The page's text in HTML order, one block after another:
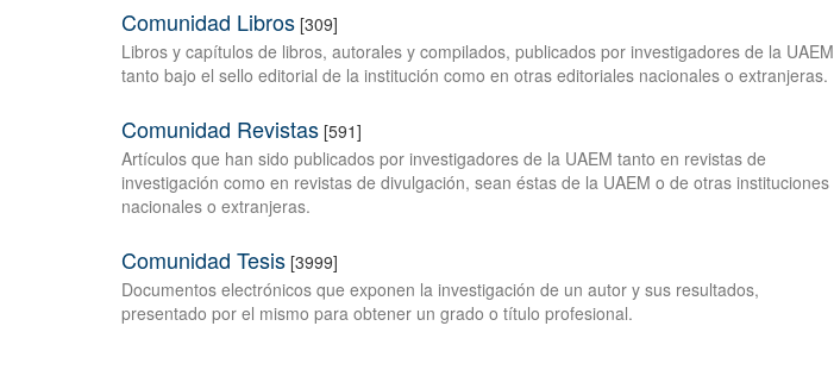
Comunidad Libros [309]
Libros y capítulos de libros, autorales y compilados, publicados por investigadores de la UAEM
tanto bajo el sello editorial de la institución como en otras editoriales nacionales o extranjeras.
Comunidad Revistas [591]
Artículos que han sido publicados por investigadores de la UAEM tanto en revistas de
investigación como en revistas de divulgación, sean éstas de la UAEM o de otras instituciones
nacionales o extranjeras.
Comunidad Tesis [3999]
Documentos electrónicos que exponen la investigación de un autor y sus resultados,
presentado por el mismo para obtener un grado o título profesional.